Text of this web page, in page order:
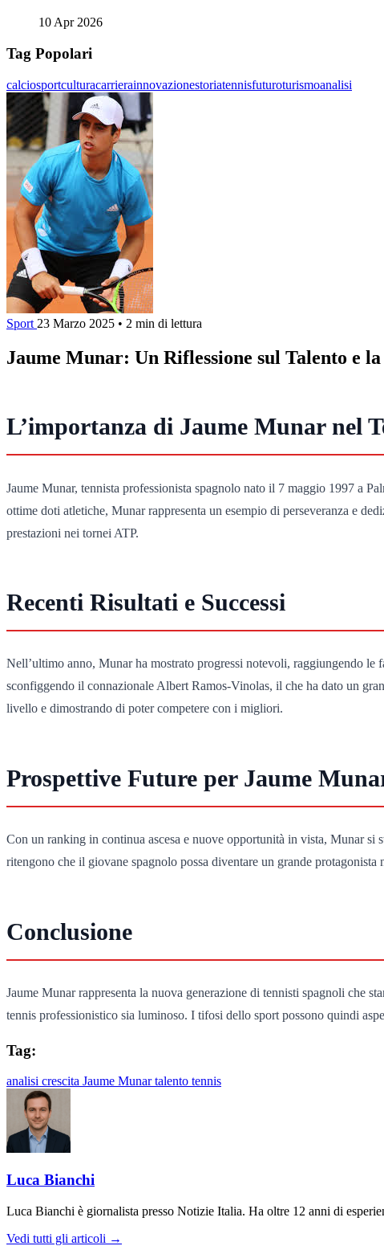
10 Apr 2026
Tag Popolari
calciosportculturacarrierainnovazionestoriatennisfuturoturismoanalisi
Sport 23 Marzo 2025 • 2 min di lettura
Jaume Munar: Un Riflessione sul Talento e
L’importanza di Jaume Munar nel
Jaume Munar, tennista professionista spagnolo nato il 7 maggio 1997 a
ottime doti atletiche, Munar rappresenta un esempio di perseveranza e
prestazioni nei tornei ATP.
Recenti Risultati e Successi
Nell’ultimo anno, Munar ha mostrato progressi notevoli, raggiungendo
sconfiggendo il connazionale Albert Ramos-Vinolas, il che ha dato un
livello e dimostrando di poter competere con i migliori.
Prospettive Future per Jaume
Con un ranking in continua ascesa e nuove opportunità in vista, Munar si
ritengono che il giovane spagnolo possa diventare un grande
Conclusione
Jaume Munar rappresenta la nuova generazione di tennisti spagnoli che
tennis professionistico sia luminoso. I tifosi dello sport possono quindi
Tag:
analisi crescita Jaume Munartalento tennis
Luca Bianchi
Luca Bianchi è giornalista presso Notizie Italia. Ha oltre 12 anni di
Vedi tutti gli articoli →